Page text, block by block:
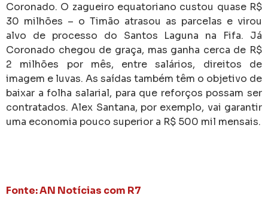
Coronado. O zagueiro equatoriano custou quase R$
30 milhões – o Timão atrasou as parcelas e virou
alvo de processo do Santos Laguna na Fifa. Já
Coronado chegou de graça, mas ganha cerca de R$
2 milhões por mês, entre salários, direitos de
imagem e luvas. As saídas também têm o objetivo de
baixar a folha salarial, para que reforços possam ser
contratados. Alex Santana, por exemplo, vai garantir
uma economia pouco superior a R$ 500 mil mensais.
Fonte: AN Notícias com R7